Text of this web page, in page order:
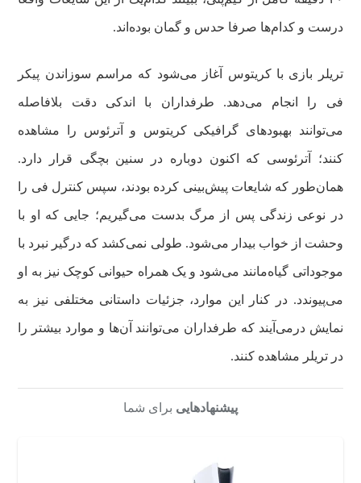
درست و کدام‌ها صرفا حدس و گمان بوده‌اند.
تریلر بازی با کریتوس آغاز می‌شود که مراسم سوزاندن پیکر
فی را انجام می‌دهد. طرفداران با اندکی دقت بلافاصله
می‌توانند بهبودهای گرافیکی کریتوس و آترئوس را مشاهده
کنند؛ آترئوسی که اکنون دوباره در سنین بچگی قرار دارد.
همان‌طور که شایعات پیش‌بینی کرده بودند، سپس کنترل فی را
در نوعی زندگی پس از مرگ بدست می‌گیریم؛ جایی که او با
وحشت از خواب بیدار می‌شود. طولی نمی‌کشد که درگیر نبرد با
موجوداتی گیاه‌مانند می‌شود و یک همراه حیوانی کوچک نیز به او
می‌پیوندد. در کنار این موارد، جزئیات داستانی مختلفی نیز به
نمایش درمی‌آیند که طرفداران می‌توانند آن‌ها و موارد بیشتر را
در تریلر مشاهده کنند.
پیشنهادهایی برای شما